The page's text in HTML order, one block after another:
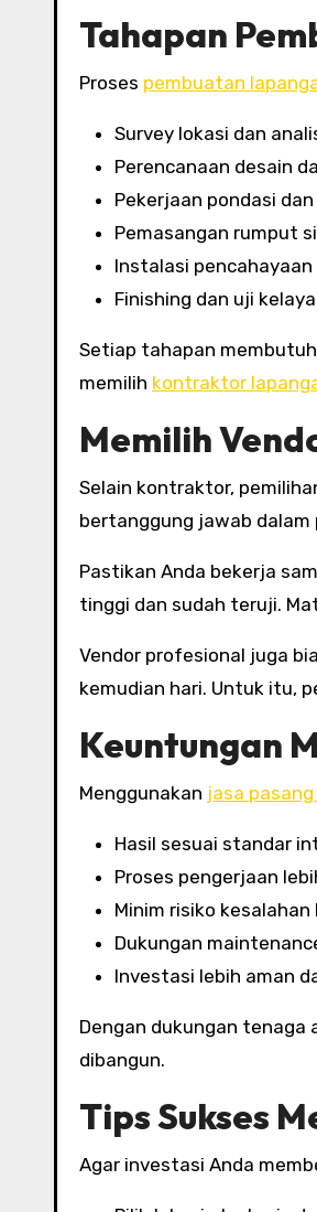
Tahapan
Proses pembuatan
Survey lokasi dan
Perencanaan desain
Pekerjaan pondasi
Pemasangan rumput
Instalasi
Finishing dan uji
Setiap tahapan
memilih kontraktor
Memilih
Selain kontraktor,
bertanggung jawab
Pastikan Anda bekerja
tinggi dan sudah teruji.
Vendor profesional juga
kemudian hari. Untuk itu,
Keuntungan
Menggunakan jasa
Hasil sesuai standar
Proses pengerjaan
Minim risiko
Dukungan
Investasi lebih aman
Dengan dukungan tenaga
dibangun.
Tips Sukses
Agar investasi Anda